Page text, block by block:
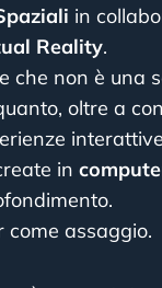
in
Reality.
che non è una
oltre a
in
come assaggio.